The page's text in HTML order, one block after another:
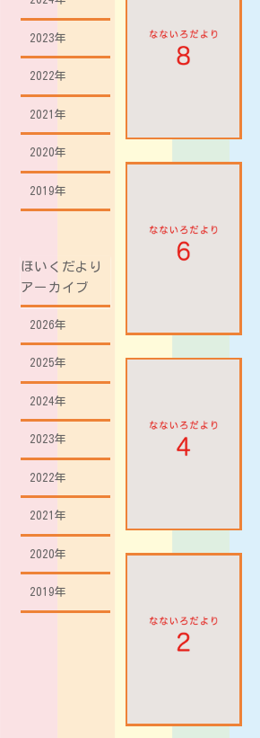
2023年
2022年
2021年
2020年
2019年
ほいくだより
アーカイブ
2026年
2025年
2024年
2023年
2022年
2021年
2020年
2019年